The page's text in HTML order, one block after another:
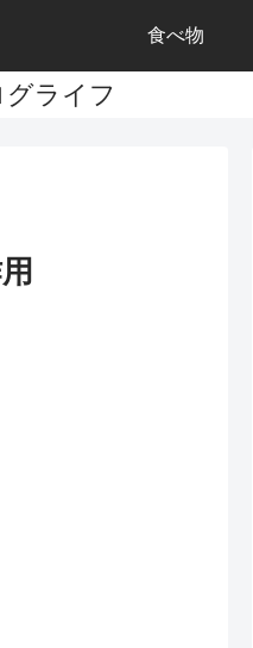
ライフ
食べ物